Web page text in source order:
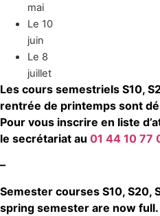
mai
Le 10
juin
Le 8
juillet
Les cours semestriels S10,
rentrée de printemps sont
Pour vous inscrire en liste
le secrétariat au 01 44 10 77
–
Semester courses S10, S20,
spring semester are now full.